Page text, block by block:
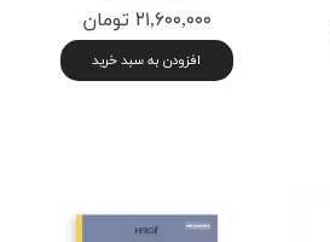
۲۱,۶۰۰,۰۰۰ تومان
افزودن به سبد خرید